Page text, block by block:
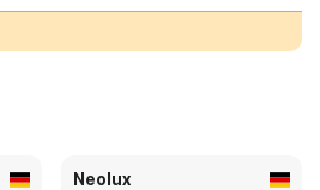
Neolux